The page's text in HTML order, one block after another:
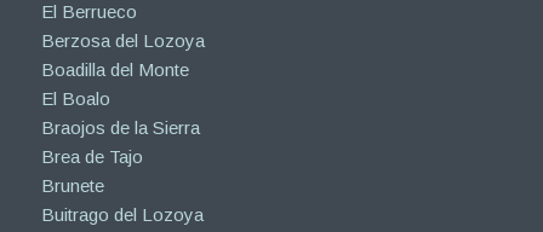
El Berrueco
Berzosa del Lozoya
Boadilla del Monte
El Boalo
Braojos de la Sierra
Brea de Tajo
Brunete
Buitrago del Lozoya